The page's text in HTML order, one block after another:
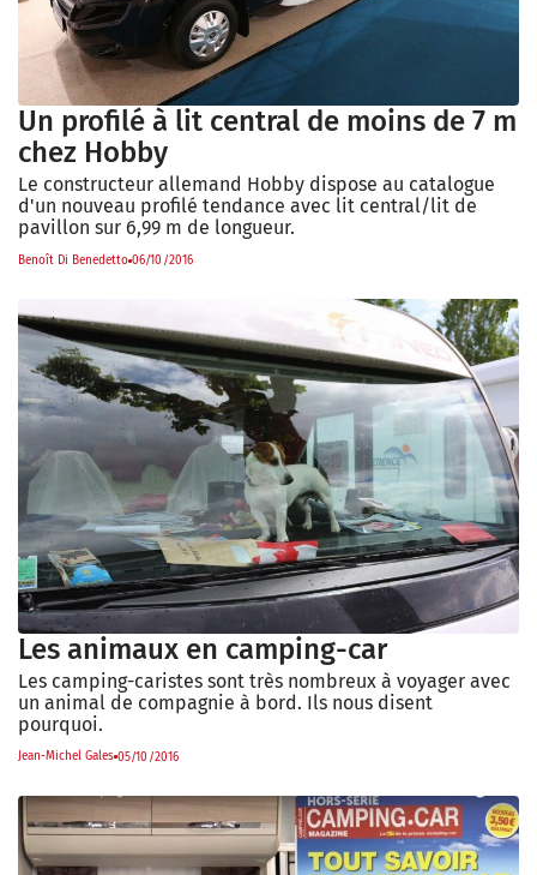
Un profilé à lit central de moins de 7 m
chez Hobby
Le constructeur allemand Hobby dispose au catalogue
d'un nouveau profilé tendance avec lit central/lit de
pavillon sur 6,99 m de longueur.
Benoît Di Benedetto 06/10/2016
Les animaux en camping-car
Les camping-caristes sont très nombreux à voyager avec
un animal de compagnie à bord. Ils nous disent
pourquoi.
Jean-Michel Gales 05/10/2016